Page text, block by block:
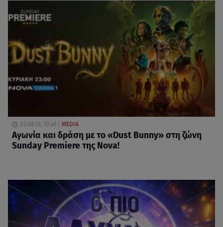
05.08.26, 10:46 MEDIA
Αγωνία και δράση με το «Dust Bunny» στη ζώνη
Sunday Premiere της Nova!